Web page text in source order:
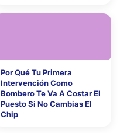
Por Qué Tu Primera
Intervención Como
Bombero Te Va A Costar El
Puesto Si No Cambias El
Chip